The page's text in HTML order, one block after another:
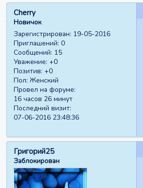
Cherry
Новичок
Зарегистрирован: 19-05-2016
Приглашений: 0
Сообщений: 15
Уважение: +0
Позитив: +0
Пол: Женский
Провел на форуме:
16 часов 26 минут
Последний визит:
07-06-2016 23:48:36
Григорий25
Заблокирован